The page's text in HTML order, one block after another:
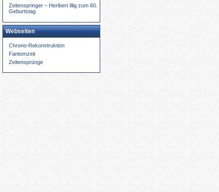
Zeitenspringer – Heribert Illig zum 60.
Geburtstag
Webseiten
Chrono-Rekonstruktion
Fantomzeit
Zeitensprünge